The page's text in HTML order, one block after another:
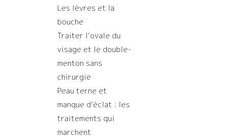
Les lèvres et la
bouche
Traiter l’ovale du
visage et le double-
menton sans
chirurgie
Peau terne et
manque d’éclat : les
traitements qui
marchent